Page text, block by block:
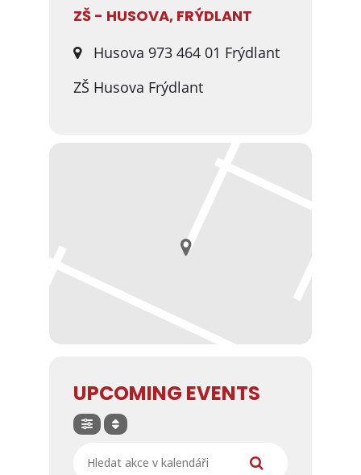
ZŠ - HUSOVA, FRÝDLANT
Husova 973 464 01 Frýdlant
ZŠ Husova Frýdlant
UPCOMING EVENTS